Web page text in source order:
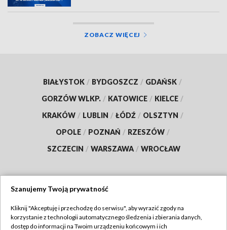
ZOBACZ WIĘCEJ
BIAŁYSTOK / BYDGOSZCZ / GDAŃSK /
GORZÓW WLKP. / KATOWICE / KIELCE /
KRAKÓW / LUBLIN / ŁÓDŹ / OLSZTYN /
OPOLE / POZNAŃ / RZESZÓW /
SZCZECIN / WARSZAWA / WROCŁAW
TVP
Szanujemy Twoją prywatność
Kliknij "Akceptuję i przechodzę do serwisu", aby wyrazić zgody na
korzystanie z technologii automatycznego śledzenia i zbierania danych,
dostęp do informacji na Twoim urządzeniu końcowym i ich